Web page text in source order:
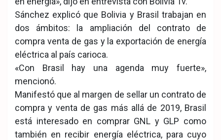
Sánchez explicó que Bolivia y Brasil trabajan en
dos ámbitos: la ampliación del contrato de
compra venta de gas y la exportación de energía
eléctrica al país carioca.
«Con Brasil hay una agenda muy fuerte»,
mencionó.
Manifestó que al margen de sellar un contrato de
compra y venta de gas más allá de 2019, Brasil
está interesado en comprar GNL y GLP como
también en recibir energía eléctrica, para cuyo